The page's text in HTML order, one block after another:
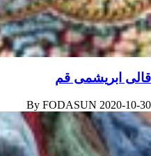
قالی ابریشمی قم
By FODASUN 2020-10-30